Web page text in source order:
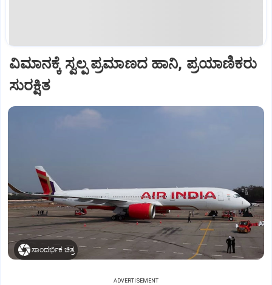
ವಿಮಾನಕ್ಕೆ ಸ್ವಲ್ಪ ಪ್ರಮಾಣದ ಹಾನಿ, ಪ್ರಯಾಣಿಕರು
ಸುರಕ್ಷಿತ
ಸಾಂದರ್ಭಿಕ ಚಿತ್ರ
ADVERTISEMENT